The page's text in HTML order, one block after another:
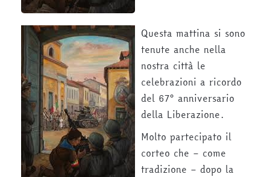
Questa mattina si sono
tenute anche nella
nostra città le
celebrazioni a ricordo
del 67° anniversario
della Liberazione.
Molto partecipato il
corteo che – come
tradizione – dopo la